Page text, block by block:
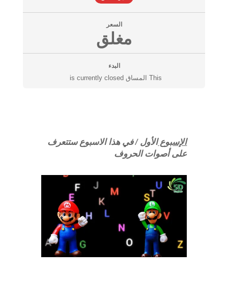
السعر
مغلق
البدء
This المساق is currently closed
الإسبوعالأول / في هذا الاسبوع ستتعرف
على أصوات الحروف